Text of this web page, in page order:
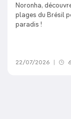
Noronha,
plages du Brésil
paradis !
22/07/2026